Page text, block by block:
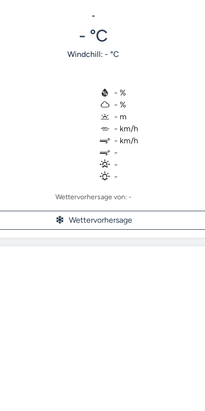
-
- °C
Windchill: - °C
- %
- %
- m
- km/h
- km/h
-
-
-
Wettervorhersage von: -
Wettervorhersage